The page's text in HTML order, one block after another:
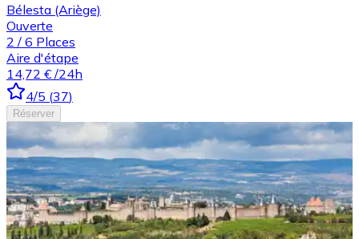
Bélesta (Ariège)
Ouverte
2 / 6 Places
Aire d'étape
14,72 € /24h
4/5 (37)
Réserver